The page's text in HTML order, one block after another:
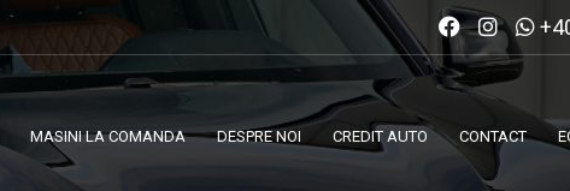
MASINI LA COMANDA DESPRE NOI CREDIT AUTO CONTACT